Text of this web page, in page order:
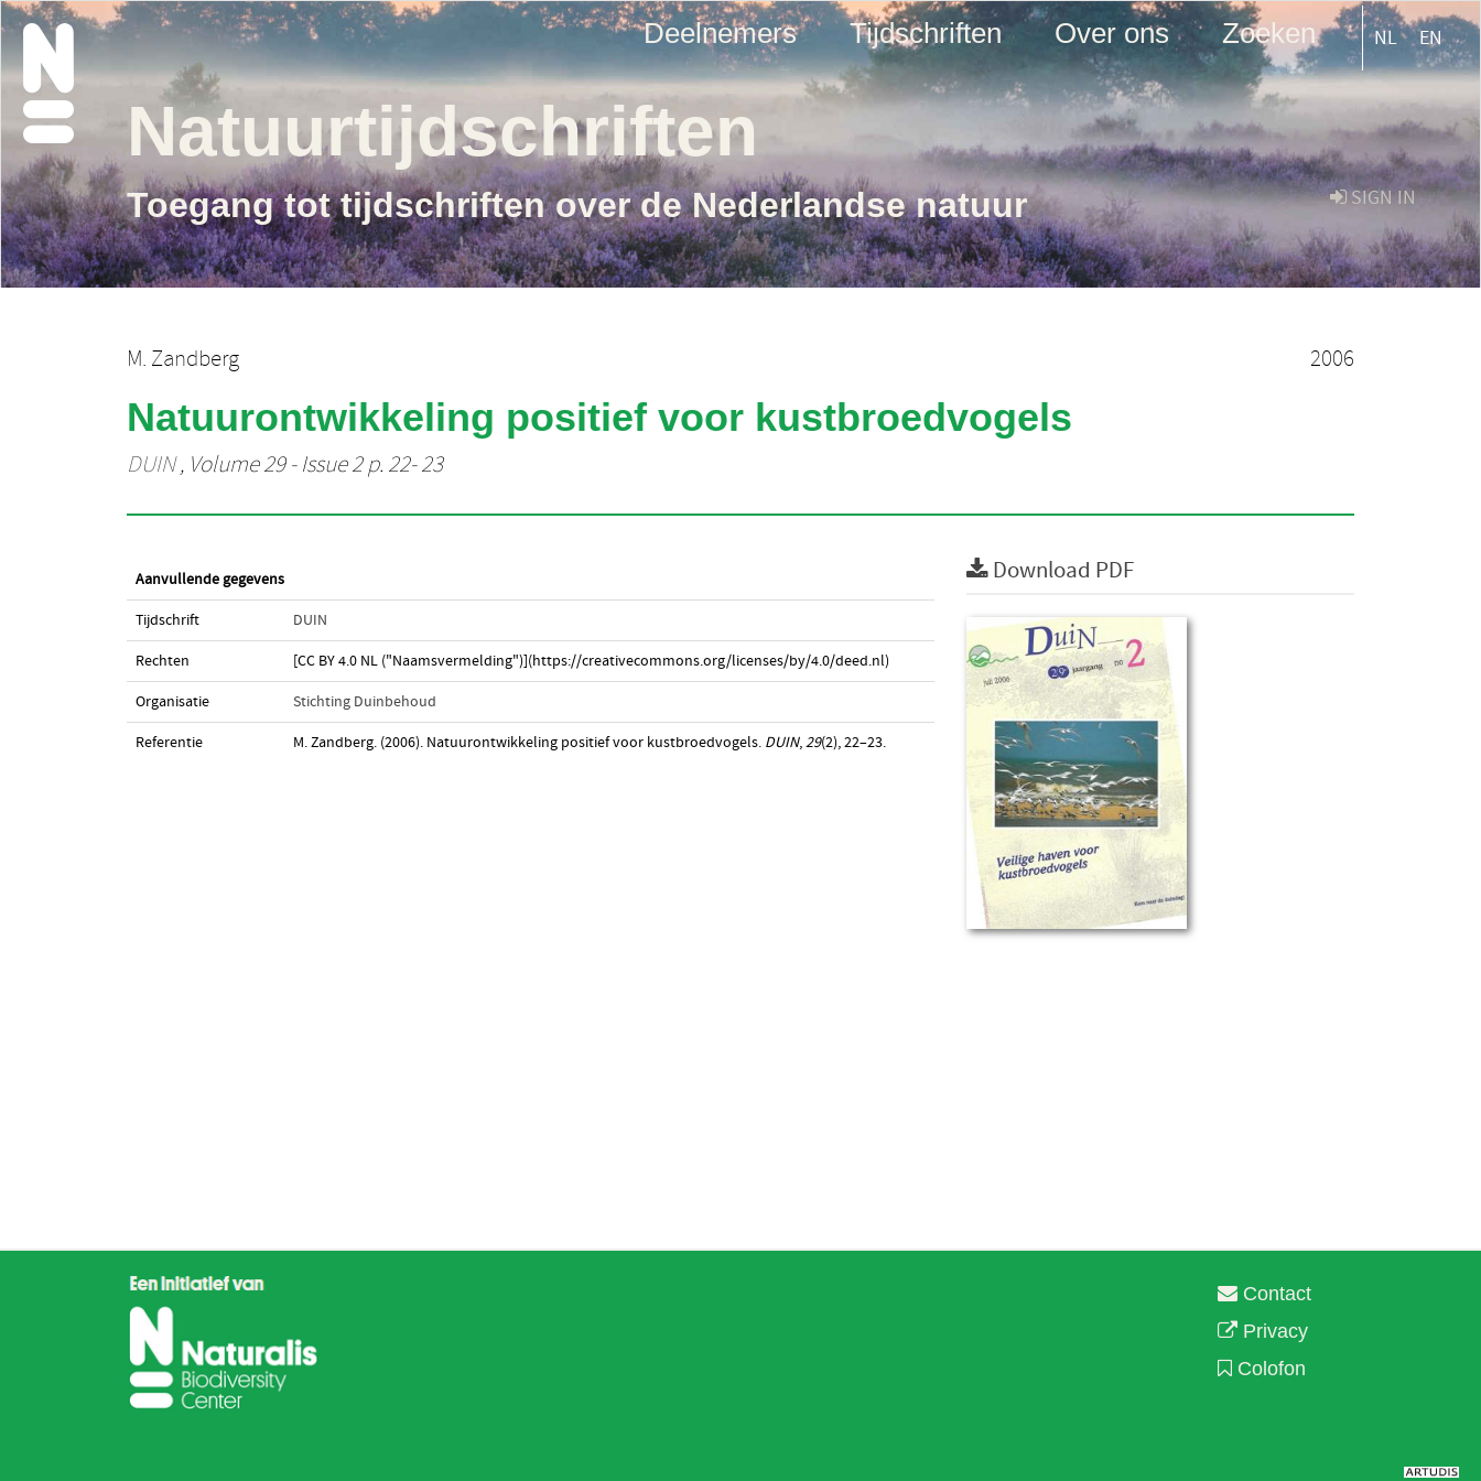
Deelnemers Tijdschriften Over ons Zoeken NL EN
SIGN IN
Natuurtijdschriften
Toegang tot tijdschriften over de Nederlandse natuur
M. Zandberg 2006
Natuurontwikkeling positief voor kustbroedvogels
DUIN, Volume 29 - Issue 2 p. 22- 23
Aanvullende gegevens
Tijdschrift DUIN
Rechten [CC BY 4.0 NL ("Naamsvermelding")](https://creativecommons.org/licenses/by/4.0/deed.nl)
Organisatie Stichting Duinbehoud
Referentie M. Zandberg. (2006). Natuurontwikkeling positief voor kustbroedvogels. DUIN,29(2), 22–23.
Download PDF
Contact
Privacy
Colofon